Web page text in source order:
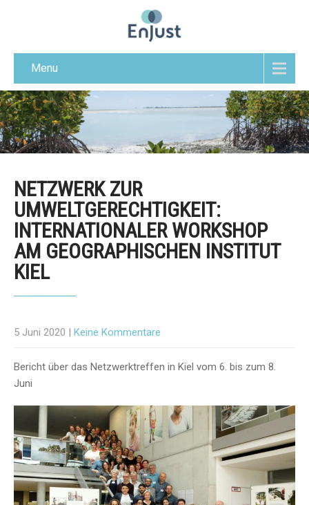
Menu
NETZWERK ZUR
UMWELTGERECHTIGKEIT:
INTERNATIONALER WORKSHOP
AM GEOGRAPHISCHEN INSTITUT
KIEL
5 Juni 2020 | Keine Kommentare
Bericht über das Netzwerktreffen in Kiel vom 6. bis zum 8.
Juni